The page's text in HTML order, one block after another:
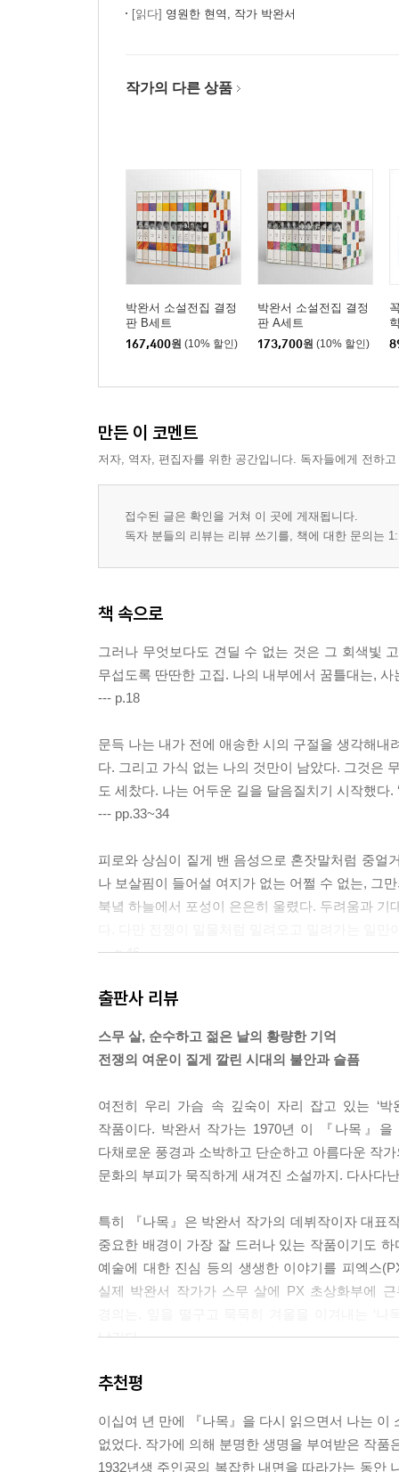
[읽다] 영원한 현역, 작가 박완서
작가의 다른 상품
박완서 소설전집 결정
판 B세트
167,400원 (10% 할인)
박완서 소설전집 결정
판 A세트
173,700원 (10% 할인)
만든 이 코멘트
저자, 역자, 편집자를 위한 공간입니다. 독자들에게 전하
접수된 글은 확인을 거쳐 이 곳에 게재됩니다.
독자 분들의 리뷰는 리뷰 쓰기를, 책에 대한 문의는
책 속으로
그러나 무엇보다도 견딜 수 없는 것은 그 회색빛
무섭도록 딴딴한 고집. 나의 내부에서 꿈틀대는,
--- p.18
문득 나는 내가 전에 애송한 시의 구절을 생각해
다. 그리고 가식 없는 나의 것만이 남았다. 그것은
도 세찼다. 나는 어두운 길을 달음질치기 시작했다.
--- pp.33~34
피로와 상심이 짙게 밴 음성으로 혼잣말처럼 중얼
나 보살핌이 들어설 여지가 없는 어쩔 수 없는, 그
북녘 하늘에서 포성이 은은히 울렸다. 두려움과
--- p.46
어느 틈에 내 옆자리로 옮겨 앉은 그녀는 내 등을
내가 서 있는 땅은 지독한 한발의 땅이다. 그렇지
것 같다. 남의 일로 힘들이고 난처해하기는 정말
나는 가만히 중얼거렸다. “당신의 부인은 참 아름
림에 그쳤다. 아무리 작아도 내가 오늘 입 밖에 낸
담긴 내 말을 하지 않고는 못 배길 것 같았다. 말이
눈가의 눈물을 닦고 사람들이 흩어지고 새 사람이
는 문득 내가 쓰러지지도, 땅으로 흘러내리지도
찬란한 빛처럼 어떤 예감이 왔다. 나는 돌아보지
에 대한 내 증오에 만족했다. 비로소 그녀에 대한
것인 줄을 처음 깨달았다.
--- p.329
출판사 리뷰
스무 살, 순수하고 젊은 날의 황량한 기억
전쟁의 여운이 짙게 깔린 시대의 불안과 슬픔
여전히 우리 가슴 속 깊숙이 자리 잡고 있는 ‘
작품이다. 박완서 작가는 1970년 이 『나목』
다채로운 풍경과 소박하고 단순하고 아름다운 작
문화의 부피가 묵직하게 새겨진 소설까지. 다사다
특히 『나목』은 박완서 작가의 데뷔작이자 대표
중요한 배경이 가장 잘 드러나 있는 작품이기도
예술에 대한 진심 등의 생생한 이야기를 피엑스
실제 박완서 작가가 스무 살에 PX 초상화부에
남긴다.
“나목에겐 아직 멀지만 봄에의 믿음이 있다.
전쟁과 그 상흔은 한국 문학에서 단골로 등장하
추천평
이십여 년 만에 『나목』을 다시 읽으면서 나는
없었다. 작가에 의해 분명한 생명을 부여받은 작
1932년생 주인공의 복잡한 내면을 따라가는 동안